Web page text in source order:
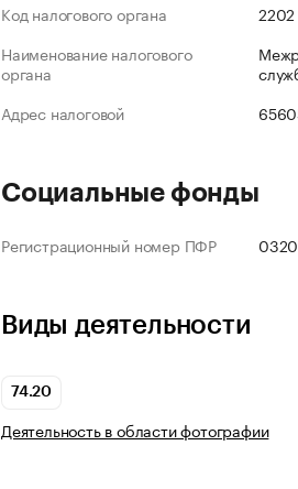
Код налогового органа
2202
Наименование налогового
органа
Адрес налоговой
Социальные фонды
Регистрационный номер ПФР
Виды деятельности
74.20
Деятельность в области фотографии